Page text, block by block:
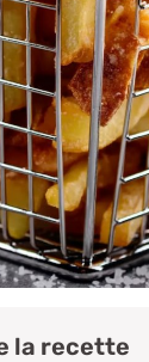
la recette